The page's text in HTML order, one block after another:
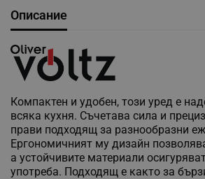
Описание
Компактен и удобен, този уред е
всяка кухня. Съчетава сила и
прави подходящ за разнообразни
Ергономичният му дизайн
а устойчивите материали
употреба. Подходящ е както за